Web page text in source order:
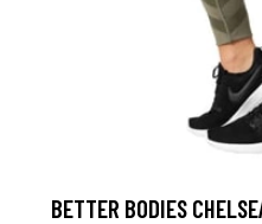
BETTER BODIES